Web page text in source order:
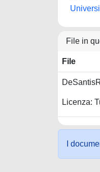
File in
File
Licenza:
I